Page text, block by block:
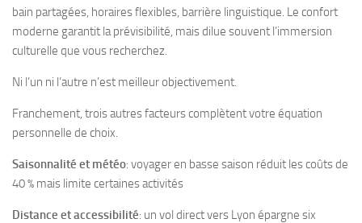
bain partagées, horaires flexibles, barrière linguistique. Le confort
moderne garantit la prévisibilité, mais dilue souvent l’immersion
culturelle que vous recherchez.
Ni l’un ni l’autre n’est meilleur objectivement.
Franchement, trois autres facteurs complètent votre équation
personnelle de choix.
Saisonnalité et météo: voyager en basse saison réduit les coûts de
40 % mais limite certaines activités
Distance et accessibilité: un vol direct vers Lyon épargne six